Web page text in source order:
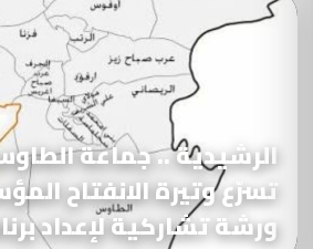
الرشيدية .. جماعة
تسرّع وتيرة الانفتاح
ورشة تشاركية لإعداد